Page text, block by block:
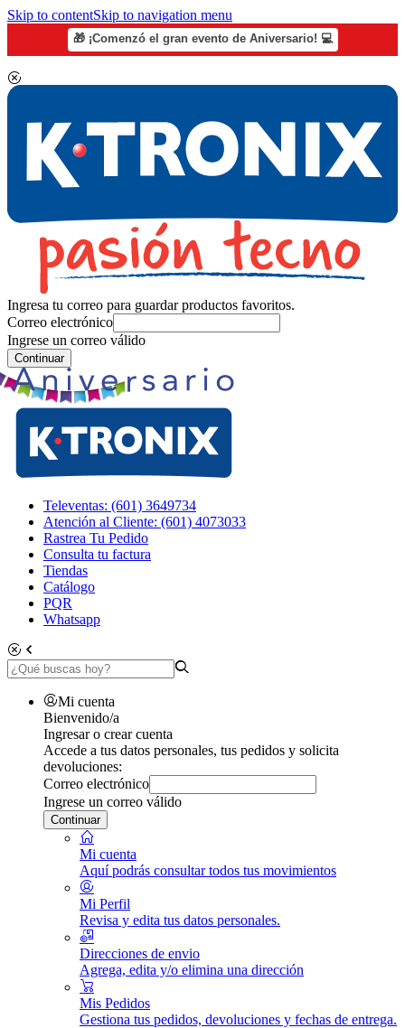
Skip to contentSkip to navigation menu
🎁 ¡Comenzó el gran evento de Aniversario! 💻
Ingresa tu correo para guardar productos favoritos.
Correo electrónico
Ingrese un correo válido
Continuar
Televentas: (601) 3649734
Atención al Cliente: (601) 4073033
Rastrea Tu Pedido
Consulta tu factura
Tiendas
Catálogo
PQR
Whatsapp
Mi cuenta
Bienvenido/a
Ingresar o crear cuenta
Accede a tus datos personales, tus pedidos y solicita
devoluciones:
Correo electrónico
Ingrese un correo válido
Continuar
Mi cuenta
Aquí podrás consultar todos tus movimientos
Mi Perfil
Revisa y edita tus datos personales.
Direcciones de envio
Agrega, edita y/o elimina una dirección
Mis Pedidos
Gestiona tus pedidos, devoluciones y fechas de entrega.